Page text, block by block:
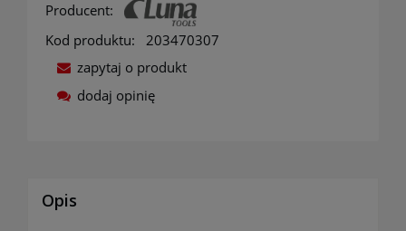
Producent:
Kod produktu:
203470307
zapytaj o produkt
dodaj opinię
Opis